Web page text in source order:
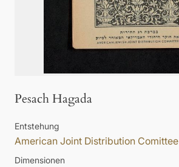
Pesach Hagada
Entstehung
American Joint Distribution Comittee
Dimensionen